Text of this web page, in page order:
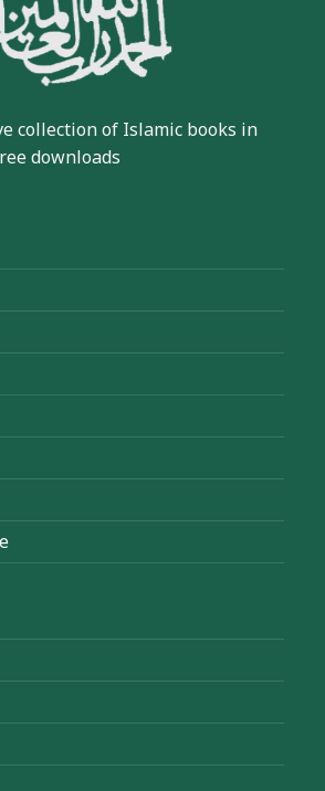
collection of Islamic books in
downloads